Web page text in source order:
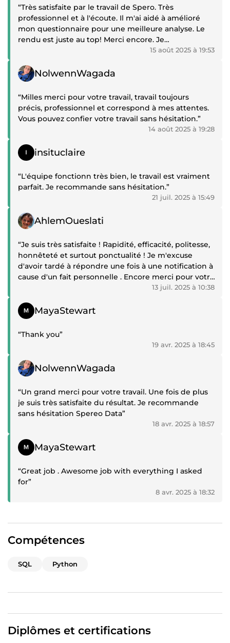
“Très satisfaite par le travail de Spero. Très
professionnel et à l'écoute. Il m'ai aidé à amélioré
mon questionnaire pour une meilleure analyse. Le
rendu est juste au top! Merci encore. Je
15 août 2025 à 19:53
Témoignage positif
NolwennWagada
“Milles merci pour votre travail, travail toujours
précis, professionnel et correspond à mes attentes.
Vous pouvez confier votre travail sans hésitation.”
14 août 2025 à 19:28
Témoignage positif
insituclaire
“L'équipe fonctionn très bien, le travail est vraiment
parfait. Je recommande sans hésitation.”
21 juil. 2025 à 15:49
Témoignage positif
AhlemOueslati
“Je suis très satisfaite ! Rapidité, efficacité, politesse,
honnêteté et surtout ponctualité ! Je m'excuse
d'avoir tardé à répondre une fois à une notification à
cause d'un fait personnelle . Encore merci pour votre
travail et vos visuels très intuitifs . Je recommande
13 juil. 2025 à 10:38
Témoignage positif
MayaStewart
“Thank you”
19 avr. 2025 à 18:45
Témoignage positif
NolwennWagada
“Un grand merci pour votre travail. Une fois de plus
je suis très satisfaite du résultat. Je recommande
sans hésitation Spereo Data”
18 avr. 2025 à 18:57
Témoignage positif
MayaStewart
“Great job . Awesome job with everything I asked
for”
8 avr. 2025 à 18:32
Compétences
SQL Python
Diplômes et certifications